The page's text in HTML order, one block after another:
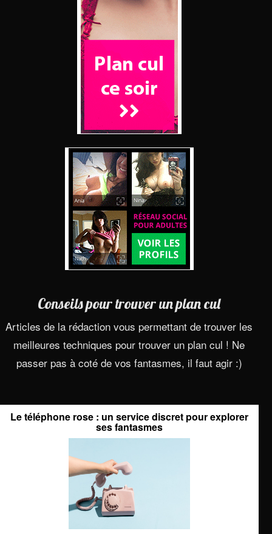
Conseils pour trouver un plan cul
Articles de la rédaction vous permettant de trouver les
meilleures techniques pour trouver un plan cul ! Ne
passer pas à coté de vos fantasmes, il faut agir :)
Le téléphone rose : un service discret pour explorer
ses fantasmes